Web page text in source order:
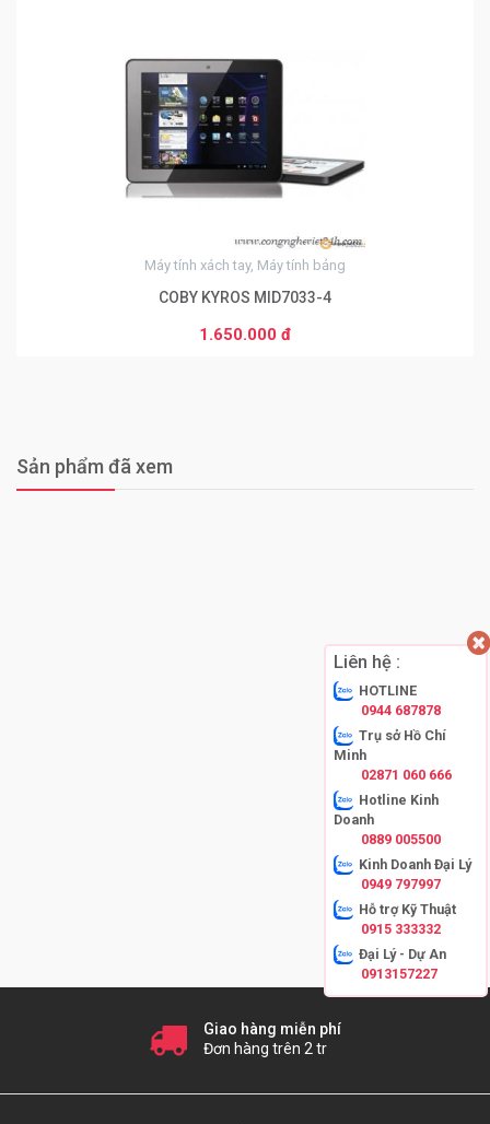
Liên hệ :
HOTLINE
0944 687878
Trụ sở Hồ Chí
Minh
02871 060 666
Hotline Kinh
Doanh
0889 005500
Kinh Doanh Đại Lý
0949 797997
Hỗ trợ Kỹ Thuật
0915 333332
Đại Lý - Dự An
0913157227
Máy tính xách tay, Máy tính bảng
COBY KYROS MID7033-4
1.650.000 đ
0
Sản phẩm đã xem
Giao hàng miễn phí
Đơn hàng trên 2 tr